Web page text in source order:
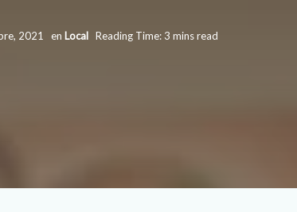
2021 en Local Reading Time: 3 mins read